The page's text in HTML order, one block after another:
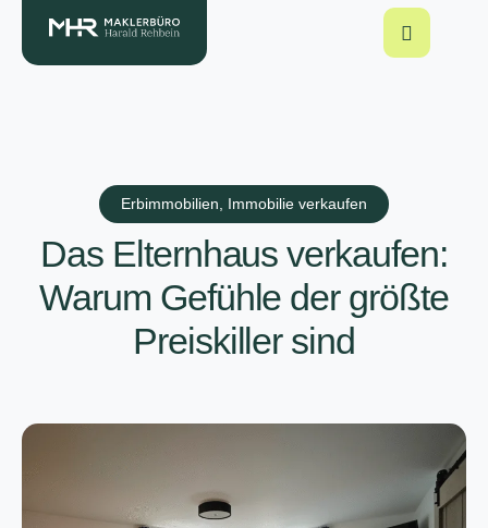
Erbimmobilien, Immobilie verkaufen
Das Elternhaus verkaufen:
Warum Gefühle der größte
Preiskiller sind